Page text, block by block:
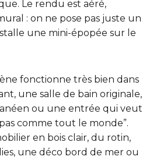
Le rendu est aéré,
: on ne pose pas juste un
une mini-épopée sur le
fonctionne très bien dans
une salle de bain originale,
ou une entrée qui veut
comme tout le monde”.
en bois clair, du rotin,
une déco bord de mer ou